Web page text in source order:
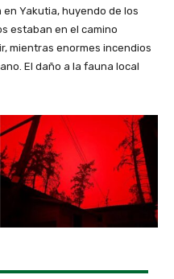
Yakutia, huyendo de los
estaban en el camino
mientras enormes incendios
El daño a la fauna local